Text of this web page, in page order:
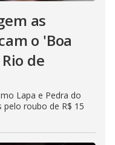
as
o 'Boa
de
Lapa e Pedra do
pelo roubo de R$ 15